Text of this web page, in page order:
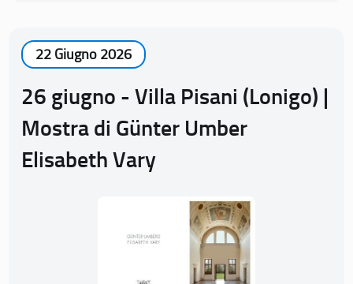
22 Giugno 2026
26 giugno - Villa Pisani (Lonigo) |
Mostra di Günter Umber
Elisabeth Vary